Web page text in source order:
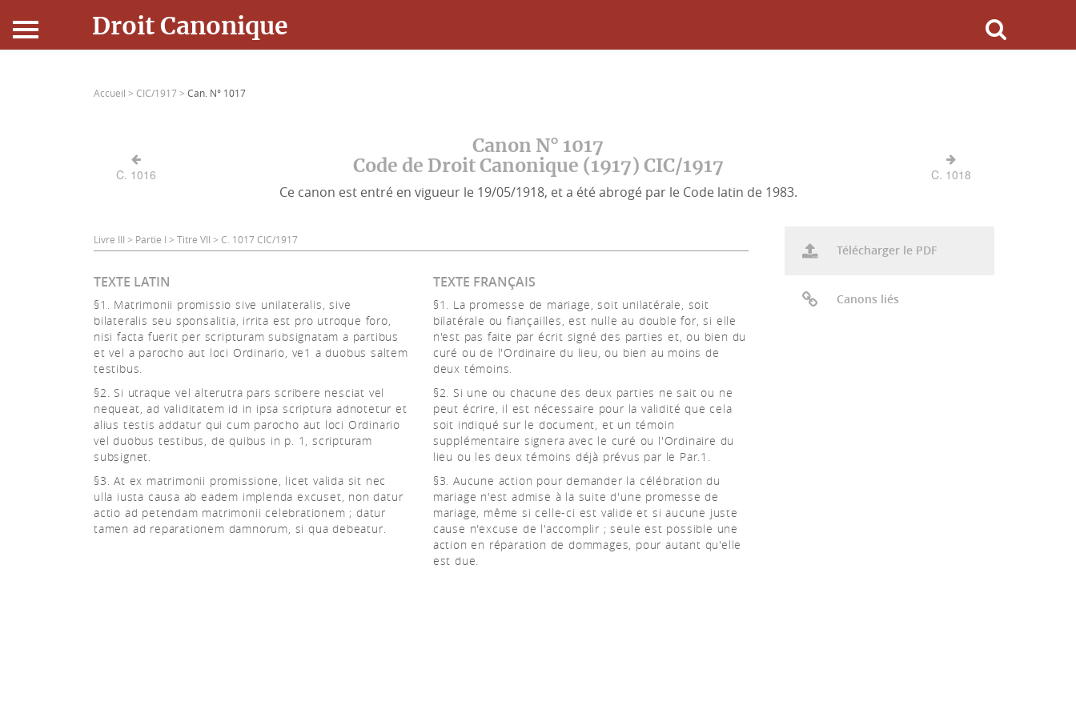
Droit Canonique
Connexion
Accueil > CIC/1917 > Can. N° 1017
C. 1016
Canon N° 1017
Code de Droit Canonique (1917) CIC/1917
Ce canon est entré en vigueur le 19/05/1918, et a été abrogé par le Code latin de 1983.
C. 1018
Livre III > Partie I > Titre VII > C. 1017 CIC/1917
TEXTE LATIN TEXTE FRANÇAIS
§1. Matrimonii promissio sive unilateralis, sive
bilateralis seu sponsalitia, irrita est pro utroque foro,
nisi facta fuerit per scripturam subsignatam a partibus
et vel a parocho aut loci Ordinario, ve1 a duobus saltem
testibus.
§1. La promesse de mariage, soit unilatérale, soit
bilatérale ou fiançailles, est nulle au double for, si elle
n'est pas faite par écrit signé des parties et, ou bien du
curé ou de l'Ordinaire du lieu, ou bien au moins de
deux témoins.
§2. Si utraque vel alterutra pars scribere nesciat vel
nequeat, ad validitatem id in ipsa scriptura adnotetur et
alius testis addatur qui cum parocho aut loci Ordinario
vel duobus testibus, de quibus in p. 1, scripturam
subsignet.
§2. Si une ou chacune des deux parties ne sait ou ne
peut écrire, il est nécessaire pour la validité que cela
soit indiqué sur le document, et un témoin
supplémentaire signera avec le curé ou l'Ordinaire du
lieu ou les deux témoins déjà prévus par le Par.1.
§3. At ex matrimonii promissione, licet valida sit nec
ulla iusta causa ab eadem implenda excuset, non datur
actio ad petendam matrimonii celebrationem ; datur
tamen ad reparationem damnorum, si qua debeatur.
§3. Aucune action pour demander la célébration du
mariage n'est admise à la suite d'une promesse de
mariage, même si celle-ci est valide et si aucune juste
cause n'excuse de l'accomplir ; seule est possible une
action en réparation de dommages, pour autant qu'elle
est due.
Télécharger le PDF
Canons liés